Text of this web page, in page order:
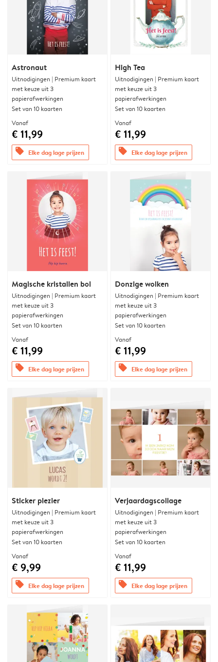
Astronaut
Uitnodigingen | Premium kaart
met keuze uit 3
papierafwerkingen
Set van 10 kaarten
Vanaf
€ 11,99
offers Elke dag lage prijzen
High Tea
Uitnodigingen | Premium kaart
met keuze uit 3
papierafwerkingen
Set van 10 kaarten
Vanaf
€ 11,99
offers Elke dag lage prijzen
Magische kristallen bol
Uitnodigingen | Premium kaart
met keuze uit 3
papierafwerkingen
Set van 10 kaarten
Vanaf
€ 11,99
offers Elke dag lage prijzen
Donzige wolken
Uitnodigingen | Premium kaart
met keuze uit 3
papierafwerkingen
Set van 10 kaarten
Vanaf
€ 11,99
offers Elke dag lage prijzen
Sticker plezier
Uitnodigingen | Premium kaart
met keuze uit 3
papierafwerkingen
Set van 10 kaarten
Vanaf
€ 9,99
offers Elke dag lage prijzen
Verjaardagscollage
Uitnodigingen | Premium kaart
met keuze uit 3
papierafwerkingen
Set van 10 kaarten
Vanaf
€ 11,99
offers Elke dag lage prijzen